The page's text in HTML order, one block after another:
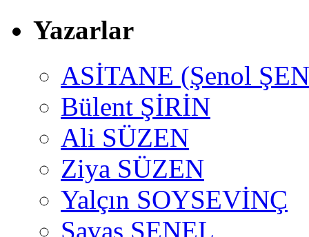
Yazarlar
ASİTANE (Şenol
Bülent ŞİRİN
Ali SÜZEN
Ziya SÜZEN
Yalçın SOYSEVİNÇ
Savaş ŞENEL